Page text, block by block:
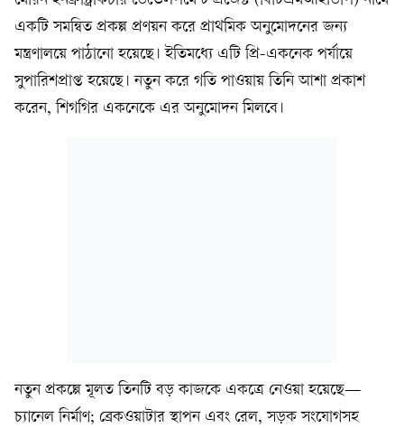
একটি সমন্বিত প্রকল্প প্রণয়ন করে প্রাথমিক অনুমোদনের জন্য
মন্ত্রণালয়ে পাঠানো হয়েছে। ইতিমধ্যে এটি প্রি-একনেক পর্যায়ে
সুপারিশপ্রাপ্ত হয়েছে। নতুন করে গতি পাওয়ায় তিনি আশা প্রকাশ
করেন, শিগগির একনেকে এর অনুমোদন মিলবে।
নতুন প্রকল্পে মূলত তিনটি বড় কাজকে একত্রে নেওয়া হয়েছে—
চ্যানেল নির্মাণ; ব্রেকওয়াটার স্থাপন এবং রেল, সড়ক সংযোগসহ